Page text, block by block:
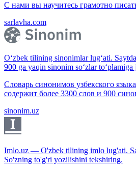
С нами вы научитесь грамотно
sarlavha.com
O‘zbek tilining sinonimlar lug‘ati.
900 ga yaqin sinonim so‘zlar to‘plamiga
Словарь синонимов узбекского
содержит более 3300 слов и 900
sinonim.uz
Imlo.uz — O'zbek tilining imlo lug'ati.
So'zning to'g'ri yozilishini tekshiring.